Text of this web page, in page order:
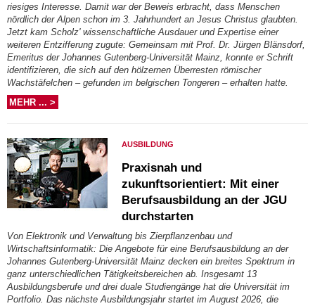
riesiges Interesse. Damit war der Beweis erbracht, dass Menschen
nördlich der Alpen schon im 3. Jahrhundert an Jesus Christus glaubten.
Jetzt kam Scholz' wissenschaftliche Ausdauer und Expertise einer
weiteren Entzifferung zugute: Gemeinsam mit Prof. Dr. Jürgen Blänsdorf,
Emeritus der Johannes Gutenberg-Universität Mainz, konnte er Schrift
identifizieren, die sich auf den hölzernen Überresten römischer
Wachstäfelchen – gefunden im belgischen Tongeren – erhalten hatte.
MEHR ... >
AUSBILDUNG
Praxisnah und
zukunftsorientiert: Mit einer
Berufsausbildung an der JGU
durchstarten
Von Elektronik und Verwaltung bis Zierpflanzenbau und
Wirtschaftsinformatik: Die Angebote für eine Berufsausbildung an der
Johannes Gutenberg-Universität Mainz decken ein breites Spektrum in
ganz unterschiedlichen Tätigkeitsbereichen ab. Insgesamt 13
Ausbildungsberufe und drei duale Studiengänge hat die Universität im
Portfolio. Das nächste Ausbildungsjahr startet im August 2026, die